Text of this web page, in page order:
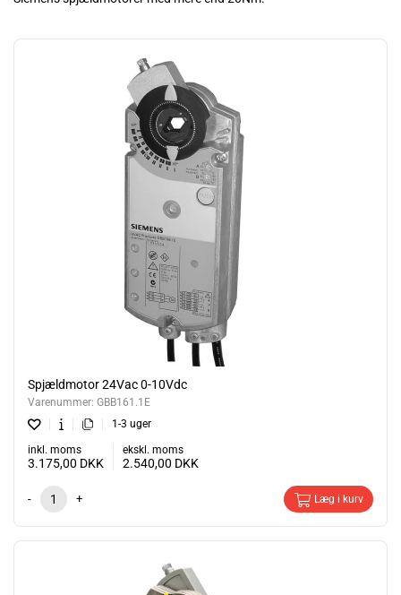
Læs mere
Spjældmotor 24Vac 0-10Vdc
Varenummer: GBB161.1E
1-3 uger
inkl. moms
3.175,00 DKK
ekskl. moms
2.540,00 DKK
- + Læg i kurv